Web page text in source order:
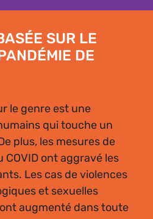
SUR LE
DE
le genre est une
qui touche un
plus, les mesures de
ont aggravé les
Les cas de violences
et sexuelles
augmenté dans toute